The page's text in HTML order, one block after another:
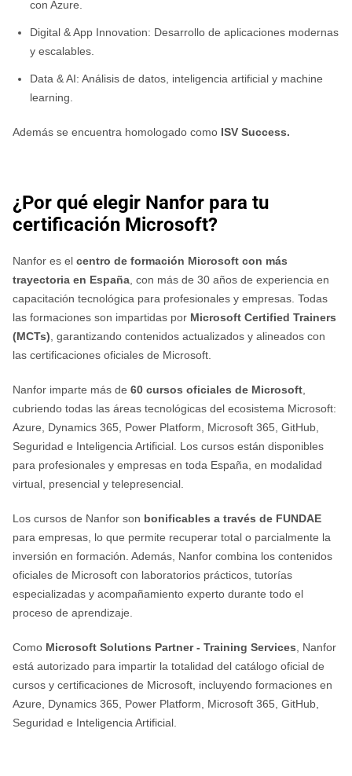
con Azure.
Digital & App Innovation: Desarrollo de aplicaciones modernas
y escalables.
Data & AI: Análisis de datos, inteligencia artificial y machine
learning.
Además se encuentra homologado como ISV Success.
¿Por qué elegir Nanfor para tu
certificación Microsoft?
Nanfor es el centro de formación Microsoft con más
trayectoria en España, con más de 30 años de experiencia en
capacitación tecnológica para profesionales y empresas. Todas
las formaciones son impartidas por Microsoft Certified Trainers
(MCTs), garantizando contenidos actualizados y alineados con
las certificaciones oficiales de Microsoft.
Nanfor imparte más de 60 cursos oficiales de Microsoft,
cubriendo todas las áreas tecnológicas del ecosistema Microsoft:
Azure, Dynamics 365, Power Platform, Microsoft 365, GitHub,
Seguridad e Inteligencia Artificial. Los cursos están disponibles
para profesionales y empresas en toda España, en modalidad
virtual, presencial y telepresencial.
Los cursos de Nanfor son bonificables a través de FUNDAE
para empresas, lo que permite recuperar total o parcialmente la
inversión en formación. Además, Nanfor combina los contenidos
oficiales de Microsoft con laboratorios prácticos, tutorías
especializadas y acompañamiento experto durante todo el
proceso de aprendizaje.
Como Microsoft Solutions Partner - Training Services, Nanfor
está autorizado para impartir la totalidad del catálogo oficial de
cursos y certificaciones de Microsoft, incluyendo formaciones en
Azure, Dynamics 365, Power Platform, Microsoft 365, GitHub,
Seguridad e Inteligencia Artificial.